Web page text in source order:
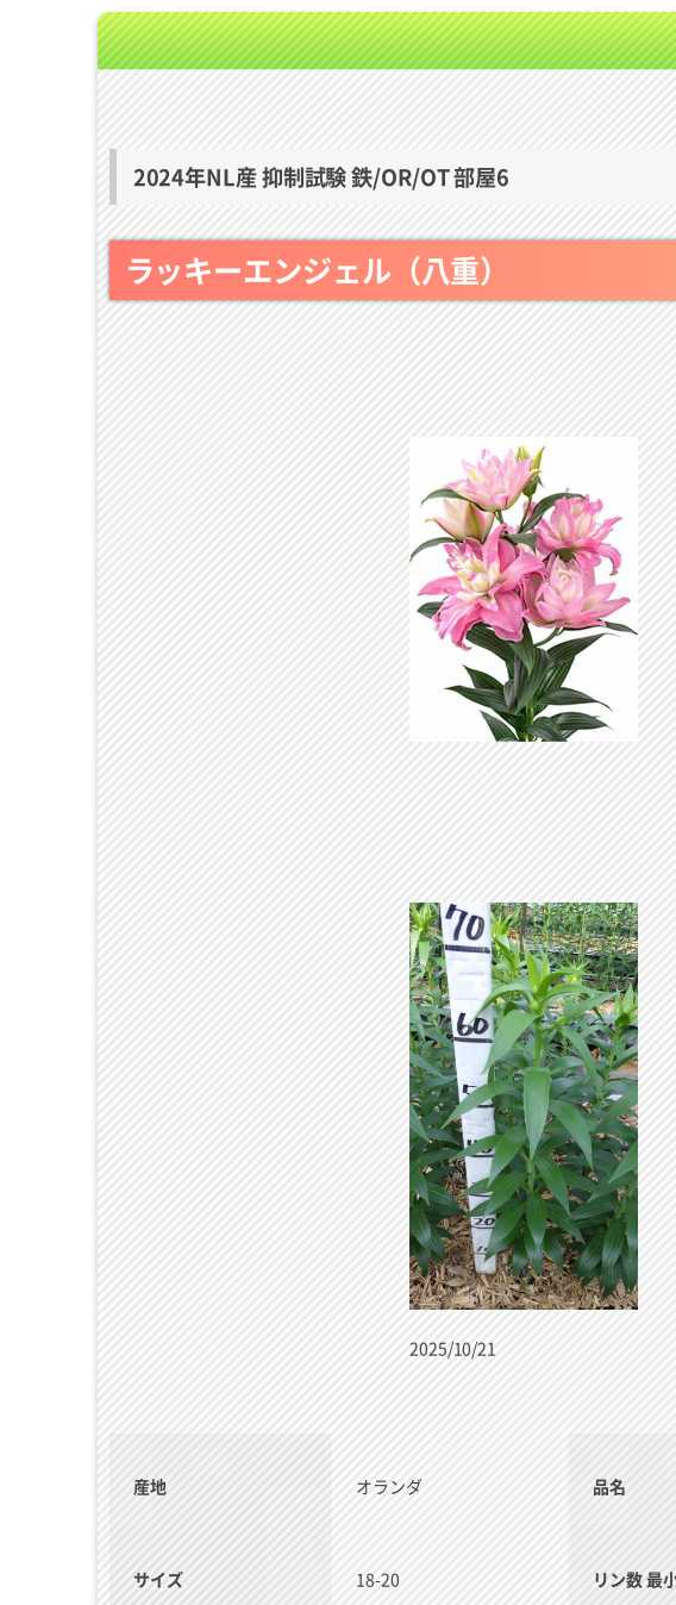
2024年NL産 抑制試験 鉄/OR/OT 部屋6
ラッキーエンジェル（八重）
2025/10/21
産地 オランダ 品名
サイズ 18-20 リン数 最